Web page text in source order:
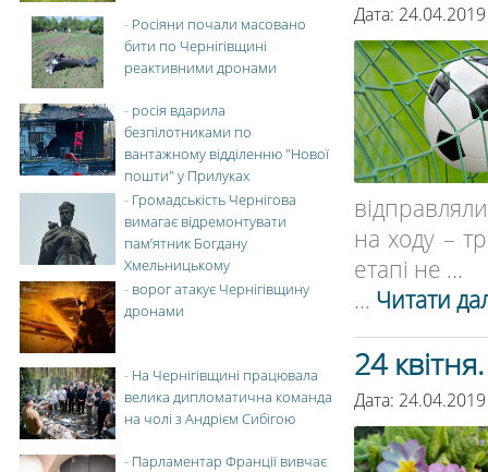
Дата:
на ходу –
етапі не ...
... Читати
24
Дата:
- Росіяни почали масовано
бити по Чернігівщині
реактивними дронами
- росія вдарила
безпілотниками по
вантажному відділенню "Нової
пошти" у Прилуках
- Громадськість Чернігова
вимагає відремонтувати
пам’ятник Богдану
Хмельницькому
- ворог атакує Чернігівщину
дронами
- На Чернігівщині працювала
велика дипломатична команда
на чолі з Андрієм Сибігою
- Парламентар Франції вивчає